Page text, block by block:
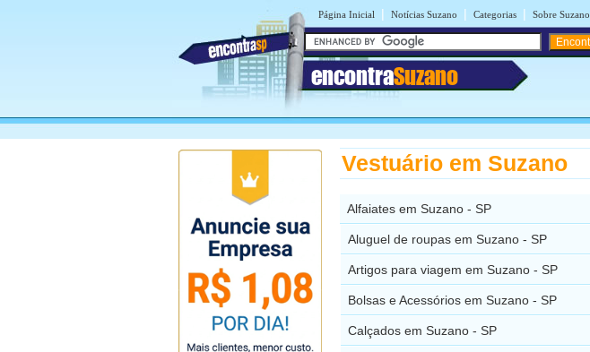
Página Inicial | Notícias Suzano | Categorias | Sobre Suzano
encontraSuzano
Vestuário em Suzano
Alfaiates em Suzano - SP
Aluguel de roupas em Suzano - SP
Artigos para viagem em Suzano - SP
Bolsas e Acessórios em Suzano - SP
Calçados em Suzano - SP